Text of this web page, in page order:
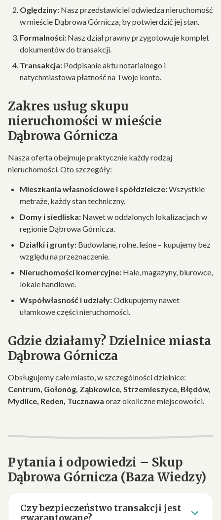
Oględziny: Nasz przedstawiciel odwiedza nieruchomość
w mieście Dąbrowa Górnicza, by potwierdzić jej stan.
Formalności: Nasz dział prawny przygotowuje komplet
dokumentów do transakcji.
Transakcja: Podpisanie aktu notarialnego i
natychmiastowa płatność na Twoje konto.
Zakres usług skupu
nieruchomości w mieście
Dąbrowa Górnicza
Nasza oferta obejmuje praktycznie każdy rodzaj
nieruchomości. Oto szczegóły:
Mieszkania własnościowe i spółdzielcze:Wszystkie
metraże, każdy stan techniczny.
Domy i siedliska: Nawet w oddalonych lokalizacjach w
regionie Dąbrowa Górnicza.
Działki i grunty: Budowlane, rolne, leśne – kupujemy bez
względu na przeznaczenie.
Nieruchomości komercyjne: Hale, magazyny, biurowce,
lokale handlowe.
Współwłasność i udziały:Odkupujemy nawet
ułamkowe części nieruchomości.
Gdzie działamy? Dzielnice miasta
Dąbrowa Górnicza
Obsługujemy całe miasto, w szczególności dzielnice:
Centrum, Gołonóg, Ząbkowice, Strzemieszyce, Błędów,
Mydlice, Reden, Tucznawa oraz okoliczne miejscowości.
Pytania i odpowiedzi – Skup
Dąbrowa Górnicza (Baza Wiedzy)
Czy bezpieczeństwo transakcji jest